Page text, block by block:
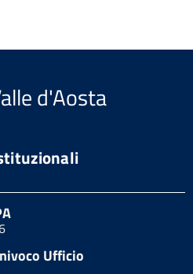
d'Aosta
Ufficio